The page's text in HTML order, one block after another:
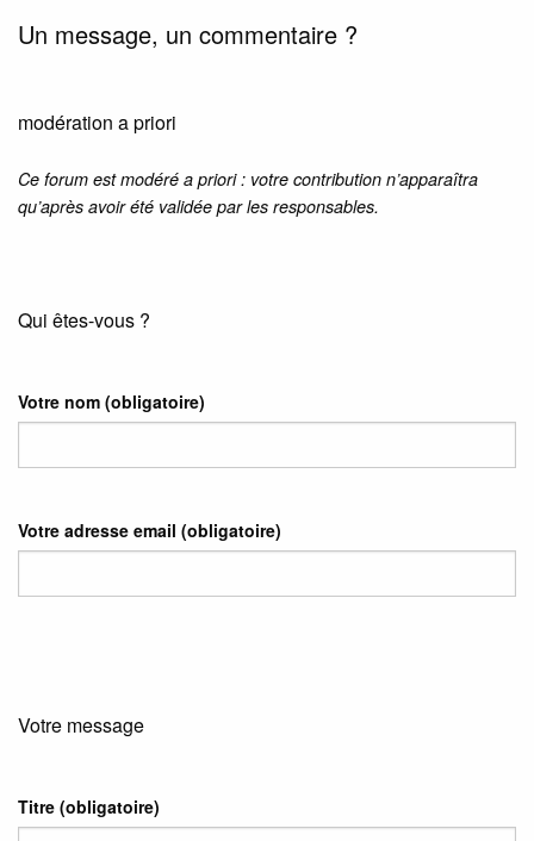
Un message, un commentaire ?
modération a priori
Ce forum est modéré a priori : votre contribution n’apparaîtra
qu’après avoir été validée par les responsables.
Qui êtes-vous ?
Votre nom (obligatoire)
Votre adresse email (obligatoire)
Votre message
Titre (obligatoire)